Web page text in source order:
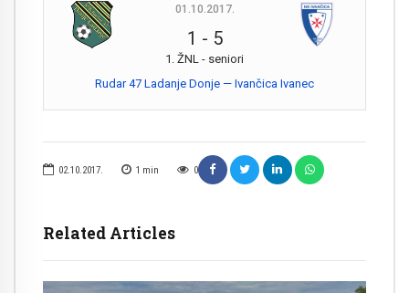
02.10.2017. 1 min 0
Related Articles
01.10.2017.
1 - 5
1. ŽNL - seniori
Rudar 47 Ladanje Donje — Ivančica Ivanec